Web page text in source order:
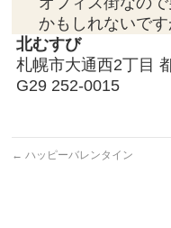
かもしれないで
北むすび
札幌市大通西2丁目
G29 252-0015
← ハッピーバレンタイン